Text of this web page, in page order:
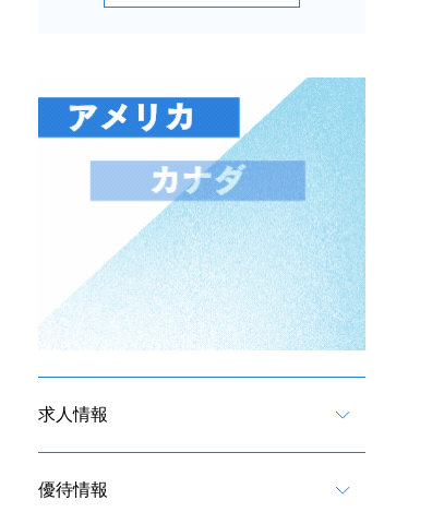
求人情報
優待情報